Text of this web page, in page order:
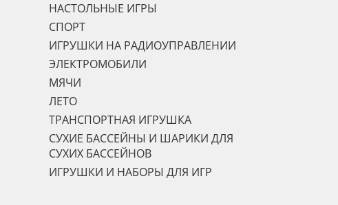
НАСТОЛЬНЫЕ ИГРЫ
СПОРТ
ИГРУШКИ НА РАДИОУПРАВЛЕНИИ
ЭЛЕКТРОМОБИЛИ
МЯЧИ
ЛЕТО
ТРАНСПОРТНАЯ ИГРУШКА
СУХИЕ БАССЕЙНЫ И ШАРИКИ ДЛЯ
СУХИХ БАССЕЙНОВ
ИГРУШКИ И НАБОРЫ ДЛЯ ИГР